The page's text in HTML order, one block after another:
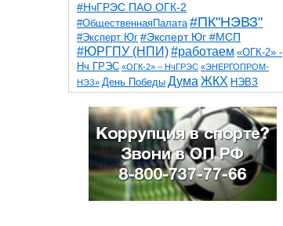
#НчГРЭС ПАО ОГК-2
#ОбщественнаяПалата #ПК"НЭВЗ"
#Эксперт Юг #Эксперт Юг #МСП
#ЮРГПУ (НПИ)#работаем «ОГК-2» -
Нч ГРЭС «ОГК-2» – НчГРЭС «ЭНЕРГОПРОМ-
НЭЗ» День Победы Дума ЖКХ НЭВЗ
НчГРЭС ТНТ
благоустройствоветераны выборы
детидороги казаки коррупция космос
общественная палата парк пожар роща
спорт театр транспорт художники